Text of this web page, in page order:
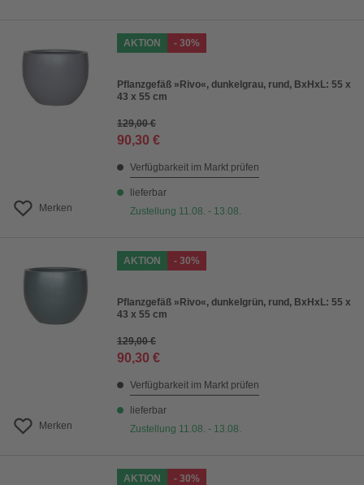
Merken
AKTION - 30%
Pflanzgefäß »Rivo«, dunkelgrau, rund, BxHxL: 55 x
43 x 55 cm
129,00 €
90,30 €
Verfügbarkeit im Markt prüfen
lieferbar
Zustellung 11.08. - 13.08.
Merken
AKTION - 30%
Pflanzgefäß »Rivo«, dunkelgrün, rund, BxHxL: 55 x
43 x 55 cm
129,00 €
90,30 €
Verfügbarkeit im Markt prüfen
lieferbar
Zustellung 11.08. - 13.08.
AKTION - 30%